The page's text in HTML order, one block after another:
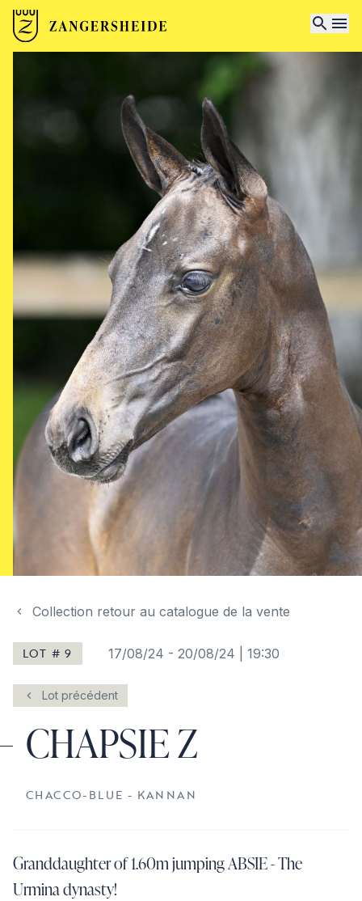
Collection retour au catalogue de la vente
LOT # 9 17/08/24 - 20/08/24 | 19:30
Lot précédent
CHAPSIE Z
CHACCO-BLUE - KANNAN
Granddaughter of 1.60m jumping ABSIE - The
Urmina dynasty!